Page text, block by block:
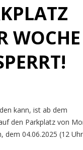
WOCHE
kann, ist ab dem
den Parkplatz von
dem 04.06.2025 (12